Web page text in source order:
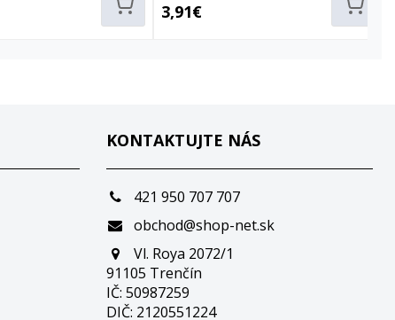
3,91€
KONTAKTUJTE NÁS
421 950 707 707
obchod@shop-net.sk
Vl. Roya 2072/1
91105 Trenčín
IČ: 50987259
DIČ: 2120551224